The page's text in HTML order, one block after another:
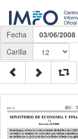
Fecha
03/06/2008
Carilla